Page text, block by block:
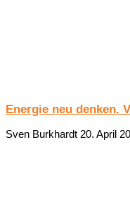
Energie neu denken.
Sven Burkhardt 20. April